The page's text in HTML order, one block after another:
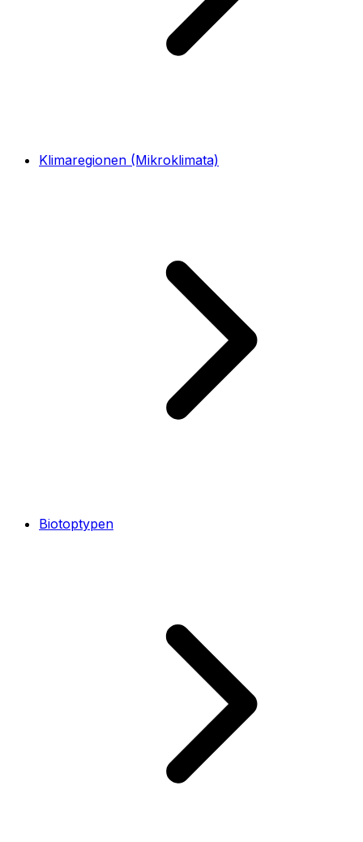
Klimaregionen (Mikroklimata)
Biotoptypen